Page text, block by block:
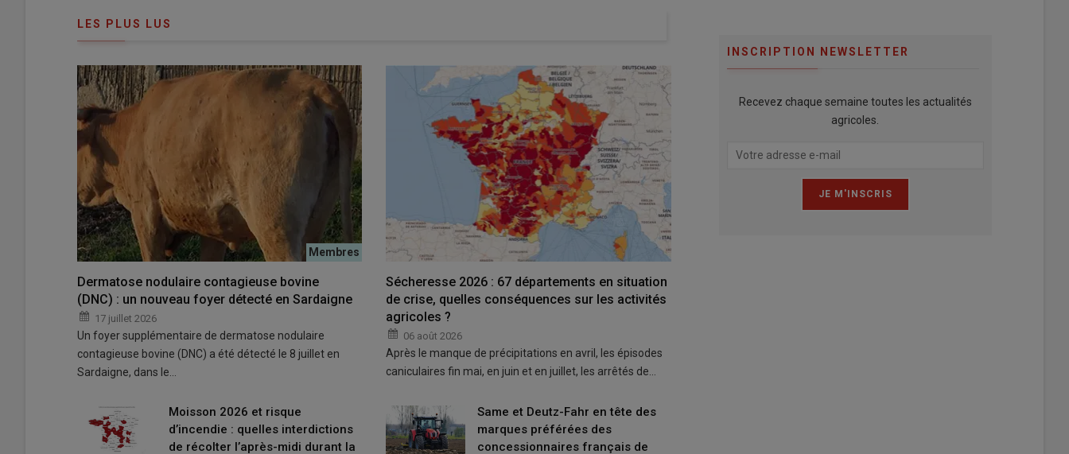
« Cette hausse arrive en même temps que démarrent les gros travaux comme la préparation des sols, la récolte
d’herbes, qui se font avec des machines assez consommatrices », souligne Philippe Largeau, de la fédération
nationale des entrepreneurs des territoires (FNEDT) et entrepreneur de travaux agricoles dans la Vienne.
© ETA Tual
forestiers. L’impact de laguerre au Moyen-Orient on se le prend en pleine figure
», explique Philippe Largeau, président
de lafédération nationale des entrepreneurs des territoires(FNEDT) et entrepreneur de travaux agricoles dans la
LES PLUS LUS
Dermatose nodulaire contagieuse bovine
(DNC) : un nouveau foyer détecté en Sardaigne
17 juillet 2026
Un foyer supplémentaire de dermatose nodulaire
contagieuse bovine (DNC) a été détecté le 8 juillet en
Sardaigne, dans le…
Sécheresse 2026 : 67 départements en situation
de crise, quelles conséquences sur les activités
agricoles ?
06 août 2026
Après le manque de précipitations en avril, les épisodes
caniculaires fin mai, en juin et en juillet, les arrêtés de…
Moisson 2026 et risque
d’incendie : quelles interdictions
de récolter l’après-midi durant la
Same et Deutz-Fahr en tête des
marques préférées des
concessionnaires français de
INSCRIPTION NEWSLETTER
Recevez chaque semaine toutes les actualités
agricoles.